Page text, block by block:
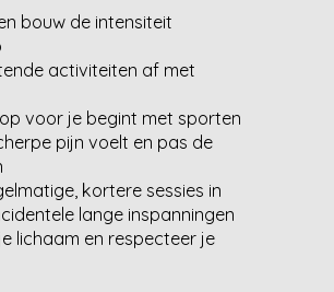
bouw de intensiteit
activiteiten af met
voor je begint met sporten
pijn voelt en pas de
kortere sessies in
lange inspanningen
lichaam en respecteer je